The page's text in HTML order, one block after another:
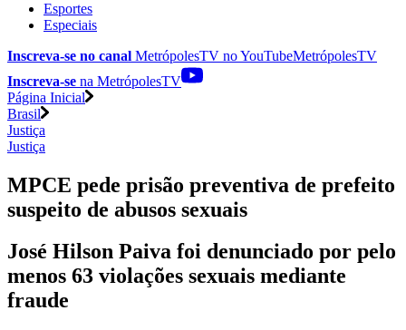
Esportes
Especiais
Inscreva-se no canal MetrópolesTV noYouTubeMetrópolesTV
Inscreva-se na MetrópolesTV
Página Inicial
Brasil
Justiça
Justiça
MPCE pede prisão preventiva de prefeito
suspeito de abusos sexuais
José Hilson Paiva foi denunciado por pelo
menos 63 violações sexuais mediante
fraude